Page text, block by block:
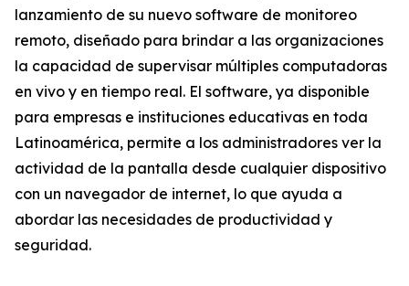
lanzamiento de su nuevo software de monitoreo
remoto, diseñado para brindar a las organizaciones
la capacidad de supervisar múltiples computadoras
en vivo y en tiempo real. El software, ya disponible
para empresas e instituciones educativas en toda
Latinoamérica, permite a los administradores ver la
actividad de la pantalla desde cualquier dispositivo
con un navegador de internet, lo que ayuda a
abordar las necesidades de productividad y
seguridad.